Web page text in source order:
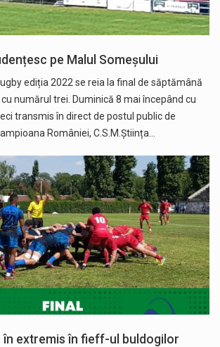
pe Malul Someșului
ediția 2022 se reia la final de săptămână
numărul trei. Duminică 8 mai începând cu
transmis în direct de postul public de
României, C.S.M.Știința…
în extremis în fieff-ul buldogilor